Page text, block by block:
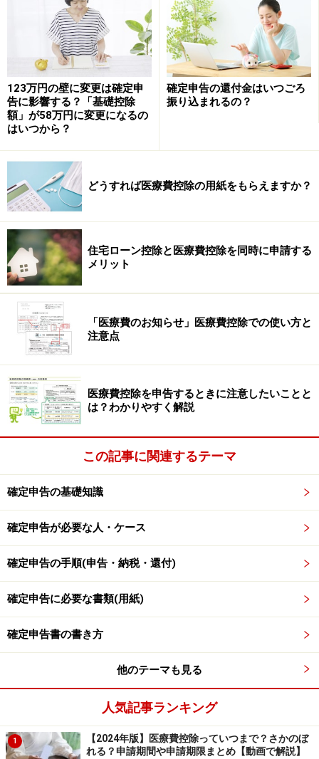
昭和59年10月、5000万円で木造のマイホーム（土
地・建物の区分は不明）を購入
平成29年1月10日、同マイホームを8000万円で売却
平成29年に公的年金を249万9600円受給、8万7555
円の源泉所得税が天引きされていることもポイント
公的年金源泉徴収票の記載例（出典：国税庁記載例より）
譲渡所得の内訳書1面：現住所など基本情報
を記入
まずは現住所や氏名、電話番号、職業を1面に記入しま
す。平成27年1月1日以降に転居した人は、前の住所も併
記します。
電話番号、職業を書く（画像は国税庁HPより抜粋）
譲渡所得の内訳書2面：売った時の状況を記
入
次に、マイホームを売った時の状況を2面に記入してい
きます。ポイントは以下のとおりです。
123万円の壁に変更は確定申
告に影響する？「基礎控除
額」が58万円に変更になるの
はいつから？
確定申告の還付金はいつごろ
振り込まれるの？
どうすれば医療費控除の用紙をもらえますか？
住宅ローン控除と医療費控除を同時に申請する
メリット
「医療費のお知らせ」医療費控除での使い方と
注意点
医療費控除を申告するときに注意したいことと
は？わかりやすく解説
この記事に関連するテーマ
確定申告の基礎知識
確定申告が必要な人・ケース
確定申告の手順(申告・納税・還付)
確定申告に必要な書類(用紙)
確定申告書の書き方
他のテーマも見る
人気記事ランキング
1
【2024年版】医療費控除っていつまで？さかのぼ
れる？申請期間や申請期限まとめ【動画で解説】